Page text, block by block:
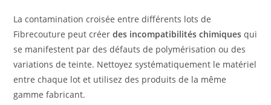
La contamination croisée entre différents lots de
Fibrecouture peut créerdes incompatibilités chimiques qui
se manifestent par des défauts de polymérisation ou des
variations de teinte. Nettoyez systématiquement le matériel
entre chaque lot et utilisez des produits de la même
gamme fabricant.